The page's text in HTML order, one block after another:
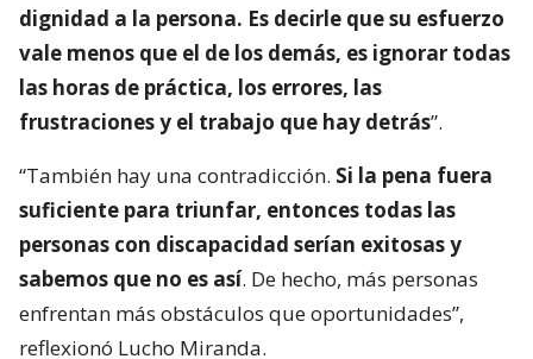
dignidad a la persona. Es decirle que su esfuerzo
vale menos que el de los demás, es ignorar todas
las horas de práctica, los errores, las
frustraciones y el trabajo que hay detrás”.
“También hay una contradicción. Si la pena fuera
suficiente para triunfar, entonces todas las
personas con discapacidad serían exitosas y
sabemos que no es así. De hecho, más personas
enfrentan más obstáculos que oportunidades”,
reflexionó Lucho Miranda.